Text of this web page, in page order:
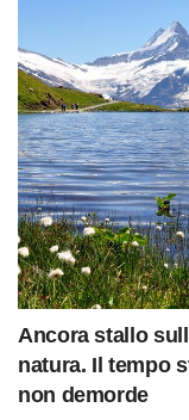
Ancora stallo
natura. Il tempo
non demorde